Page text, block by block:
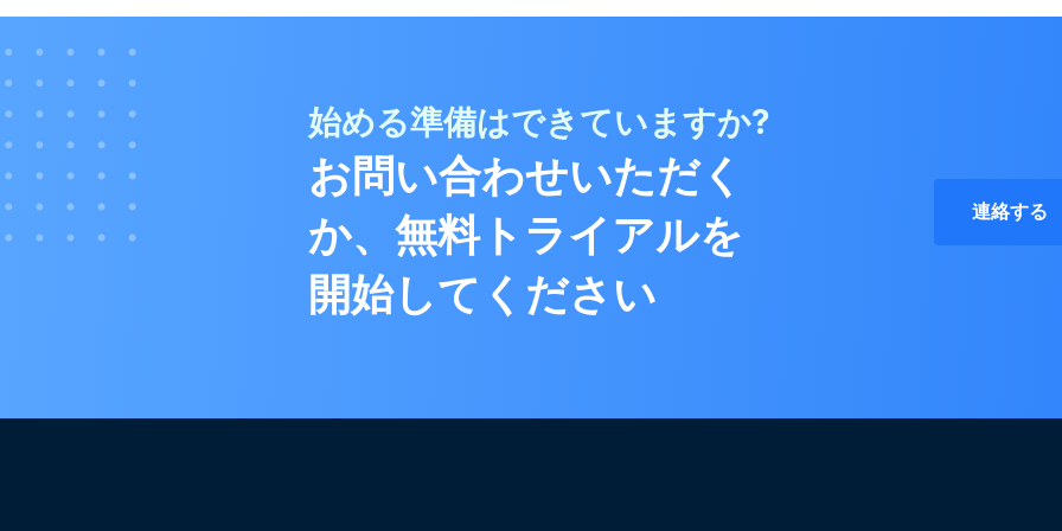
始める準備はできていますか?
お問い合わせいただく
か、無料トライアルを
開始してください
連絡する